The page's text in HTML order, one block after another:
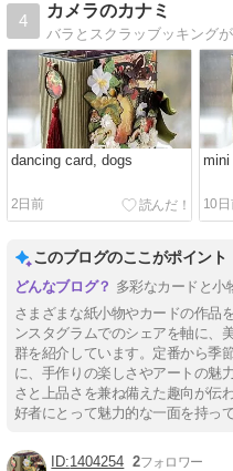
4
カメラのカナミ
dancing card, dogs
2日前
mini
10
このブログのここがポイント
多彩なカードと小
さまざまな紙小物やカードの作品
ンスタグラムでのシェアを軸に、
群を紹介しています。定番から季
に、手作りの楽しさやアートの魅
さと上品さを兼ね備えた趣向が伝
好者にとって魅力的な一面を持って
1404254 2